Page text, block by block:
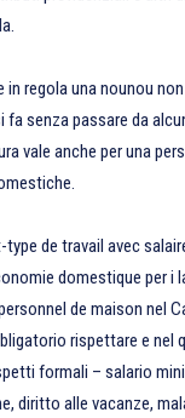
in regola una nounou
fa senza passare da
vale anche per una
de travail avec
domestique per i
de maison nel
rispettare e nel
formali – salario
diritto alle vacanze,